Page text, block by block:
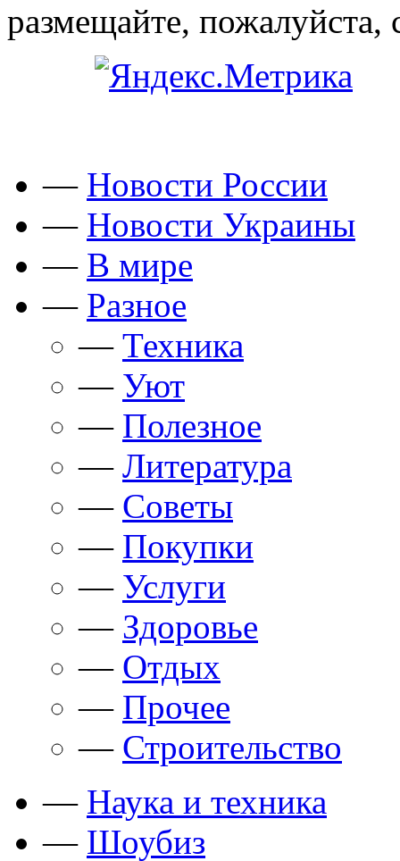
размещайте, пожалуйста,
— Новости России
— Новости Украины
— В мире
— Разное
— Техника
— Уют
— Полезное
— Литература
— Советы
— Покупки
— Услуги
— Здоровье
— Отдых
— Прочее
— Строительство
— Наука и техника
— Шоубиз